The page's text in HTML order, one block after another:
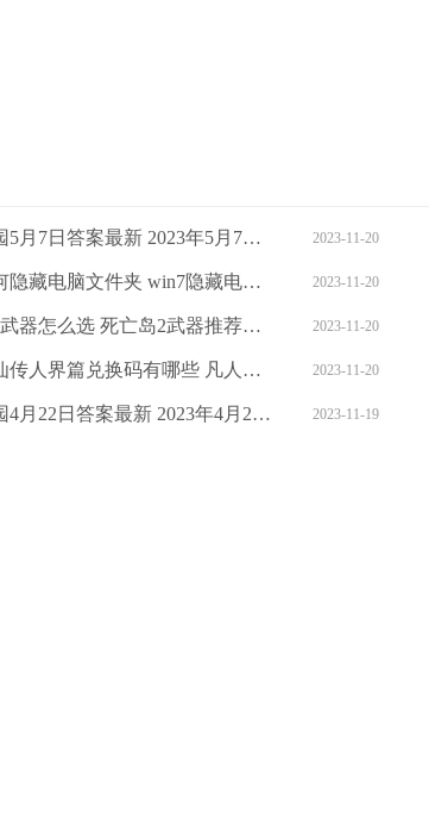
蚂蚁庄园5月7日答案最新 2023年5月7日蚂蚁庄园答案 2023-11-20
win7如何隐藏电脑文件夹 win7隐藏电脑文件夹方法介绍 2023-11-20
死亡岛2武器怎么选 死亡岛2武器推荐介绍 2023-11-20
凡人修仙传人界篇兑换码有哪些 凡人修仙传人界篇永久可用兑换码 2023-11-20
蚂蚁庄园4月22日答案最新 2023年4月22日蚂蚁庄园答案 2023-11-19